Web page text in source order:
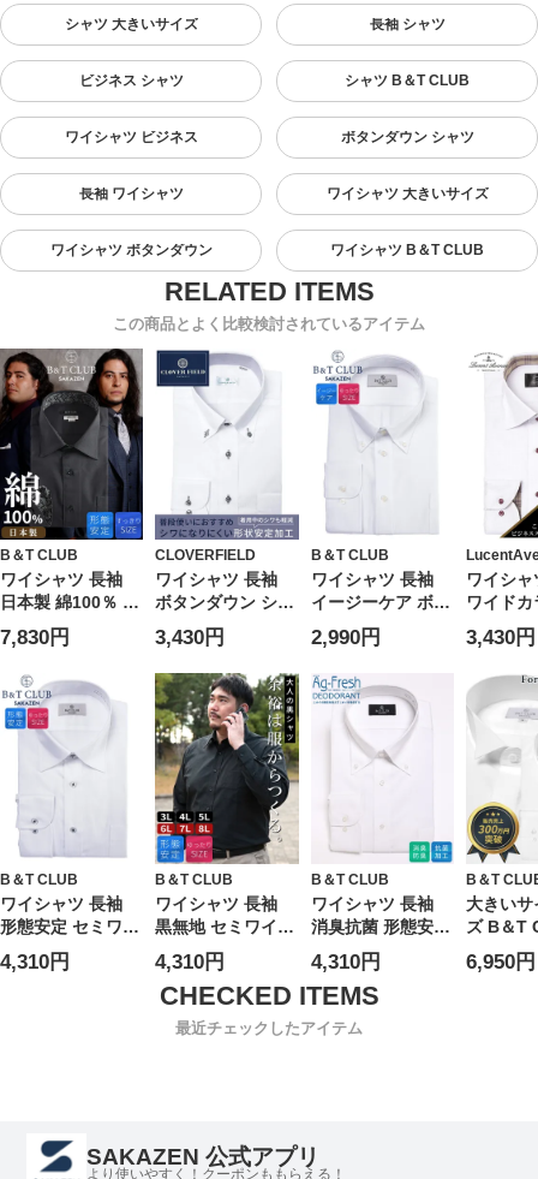
シャツ 大きいサイズ 長袖 シャツ
ビジネス シャツ シャツ B＆T CLUB
ワイシャツ ビジネス ボタンダウン シャツ
長袖 ワイシャツ ワイシャツ 大きいサイズ
ワイシャツ ボタンダウン ワイシャツ B＆T CLUB
この商品とよく比較検討されているアイテム
B＆T CLUB
ワイシャツ 長袖
日本製 綿100％ セ
ミワイドカラー
SLIMFIT Yシャツ
オールシーズン ス
リム 大きいサイズ
メンズ ビジネス
7,830円
CLOVERFIELD
ワイシャツ 長袖
ボタンダウン シワ
になりにくい 形態
安定 ノーアイロン
ノンアイロン スリ
ム DACF03B メン
ズ ビジネス 紳士
ワイシャツ Yシャ
ツ オールシーズン
CLOVERFIELD ク
ローバーフィール
ド
3,430円
B＆T CLUB
ワイシャツ 長袖
イージーケア ボタ
ンダウン オックス
RELAXBODY Yシ
ャツ シャツ オー
ルシーズン 大きい
サイズ メンズ ビ
ジネス 紳士 B＆T
CLUB ビーアンド
ティークラブ
2,990円
ワイシ
ワイド
デザイ
形態安
ロン ノ
ビジネス
イシャ
オール
ーセン
ー
3,430円
B＆T CLUB
ワイシャツ 長袖
形態安定 セミワイ
ドカラー
RELAXBODY Yシ
4,310円
B＆T CLUB
ワイシャツ 長袖
黒無地 セミワイド
カラー
RELAXBODY 形態
安定 ビジネス Yシ
ャツ ドレスシャツ
ゆったり 大きいサ
4,310円
B＆T CLUB
ワイシャツ 長袖
消臭抗菌 形態安定
フレッシュデオド
ラント ボタンダウ
ン SLIMBODY Yシ
ャツ 大きいサイズ
メンズ ビジネス
4,310円
B＆T
大きい
ズ B＆T
ーアン
ラブ) 日
6,950円
最近チェックしたアイテム
SAKAZEN 公式アプリ
より使いやすく！クーポンももらえる！